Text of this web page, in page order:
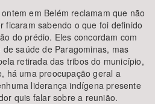
em Belém reclamam que não
ficaram sabendo o que foi definido
do prédio. Eles concordam com
saúde de Paragominas, mas
retirada das tribos do município,
há uma preocupação geral a
liderança indígena presente
quis falar sobre a reunião.